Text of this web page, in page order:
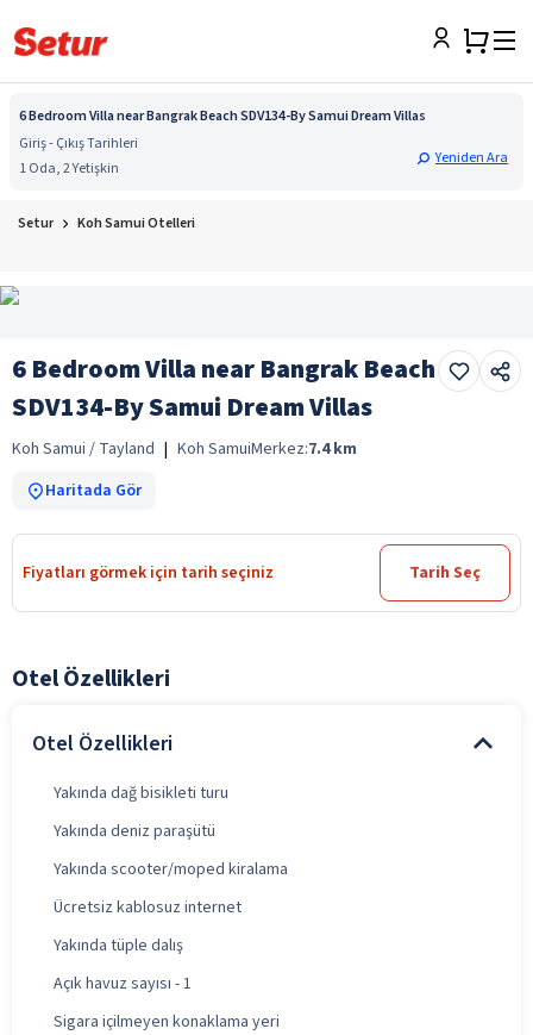
6 Bedroom Villa near Bangrak Beach SDV134-By Samui Dream Villas
Giriş - Çıkış Tarihleri
1 Oda, 2 Yetişkin
Yeniden Ara
Setur Koh Samui Otelleri
6 Bedroom Villa near Bangrak Beach
SDV134-By Samui Dream Villas
Koh Samui / Tayland | Koh SamuiMerkez:7.4 km
Haritada Gör
Fiyatları görmek için tarih seçiniz Tarih Seç
Otel Özellikleri
Otel Özellikleri
Yakında dağ bisikleti turu
Yakında deniz paraşütü
Yakında scooter/moped kiralama
Ücretsiz kablosuz internet
Yakında tüple dalış
Açık havuz sayısı - 1
Sigara içilmeyen konaklama yeri